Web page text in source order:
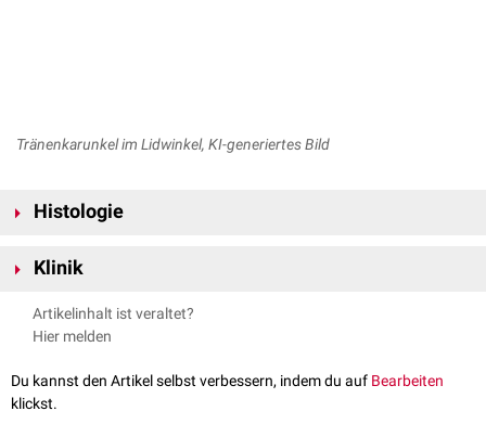
Tränenkarunkel im Lidwinkel, KI-generiertes Bild
Histologie
überzogen.
Klinik
Artikelinhalt ist veraltet?
Hier melden
Du kannst den Artikel selbst verbessern, indem du auf Bearbeiten
klickst.